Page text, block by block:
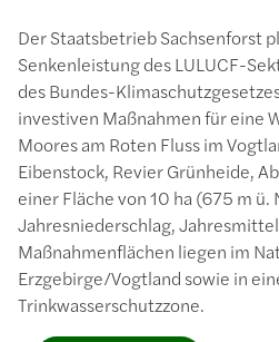
Der Staatsbetrieb Sachsenforst
Senkenleistung des LULUCF-
des Bundes-
investiven Maßnahmen für eine
Moores am Roten Fluss im
Eibenstock, Revier Grünheide,
einer Fläche von 10 ha (675 m ü.
Jahresniederschlag,
Maßnahmenflächen liegen im
Erzgebirge/Vogtland sowie in
Trinkwasserschutzzone.